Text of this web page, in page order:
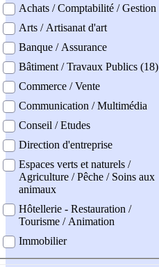
professionel
Achats / Comptabilité / Gestion
Arts / Artisanat d'art
Banque / Assurance
Bâtiment / Travaux Publics (18)
Commerce / Vente
Communication / Multimédia
Conseil / Etudes
Direction d'entreprise
Espaces verts et naturels /
Agriculture / Pêche / Soins aux
animaux
Hôtellerie - Restauration /
Tourisme / Animation
Immobilier